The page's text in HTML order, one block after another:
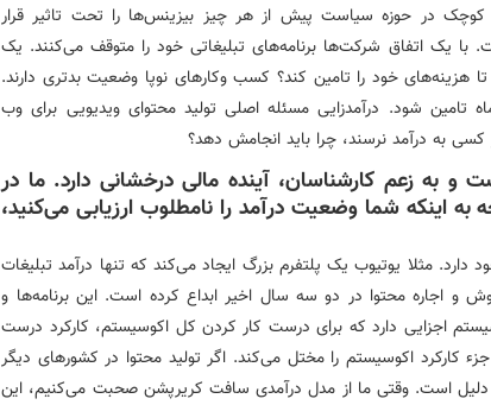
کوچک در حوزه سیاست پیش از هر چیز بیزینس‌ها را تحت تاثیر قرار
یک اتفاق شرکت‌ها برنامه‌های تبلیغاتی خود را متوقف می‌کنند. یک
هزینه‌های خود را تامین کند؟ کسب وکارهای نوپا وضعیت بدتری دارند.
تامین شود. درآمدزایی مسئله اصلی تولید محتوای ویدیویی برای وب
به درآمد نرسند، چرا باید انجامش دهد؟
و به زعم کارشناسان، آینده مالی درخشانی دارد. ما در
اینکه شما وضعیت درآمد را نامطلوب ارزیابی می‌کنید،
مثلا یوتیوب یک پلتفرم بزرگ ایجاد می‌کند که تنها درآمد تبلیغات
و اجاره محتوا در دو سه سال اخیر ابداع کرده است. این برنامه‌ها و
اجزایی دارد که برای درست کار کردن کل اکوسیستم، کارکرد درست
کارکرد اکوسیستم را مختل می‌کند. اگر تولید محتوا در کشورهای دیگر
دلیل است. وقتی ما از مدل درآمدی سافت کریرپشن صحبت می‌کنیم، این